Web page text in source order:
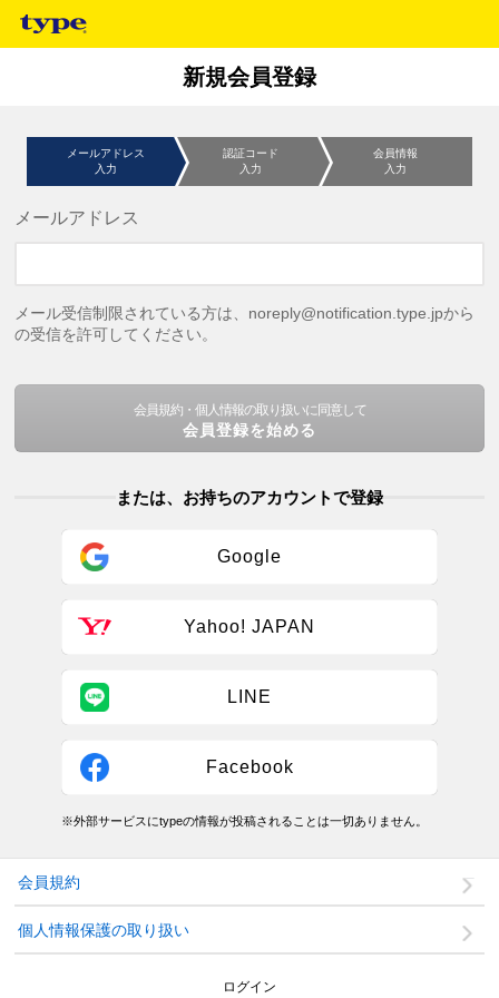
新規会員登録
メールアドレス
入力
認証コード
入力
会員情報
入力
メールアドレス
メール受信制限されている方は、noreply@notification.type.jpから
の受信を許可してください。
会員規約・個人情報の取り扱いに同意して
会員登録を始める
または、お持ちのアカウントで登録
Google
Yahoo! JAPAN
LINE
Facebook
※外部サービスにtypeの情報が投稿されることは一切ありません。
会員規約
個人情報保護の取り扱い
ログイン